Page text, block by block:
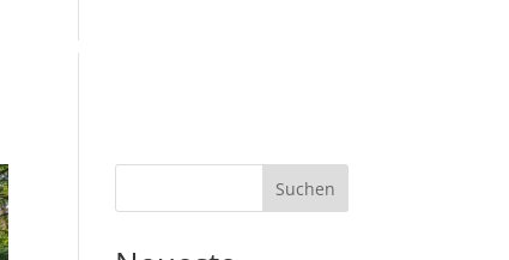
Über uns
Suchen